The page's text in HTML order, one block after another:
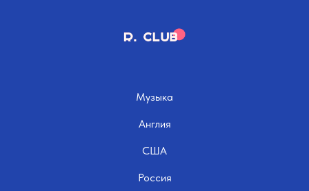
Музыка
Англия
США
Россия